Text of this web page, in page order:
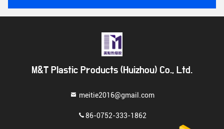
M&T Plastic Products (Huizhou) Co., Ltd.
meitie2016@gmail.com
86-0752-333-1862